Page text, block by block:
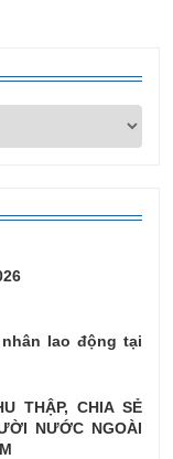
động quyết
liệt, kết quả
thực chất
quan đại
lao động tại
THẬP, CHIA SẺ
NƯỚC NGOÀI